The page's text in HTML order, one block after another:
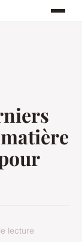
lecture